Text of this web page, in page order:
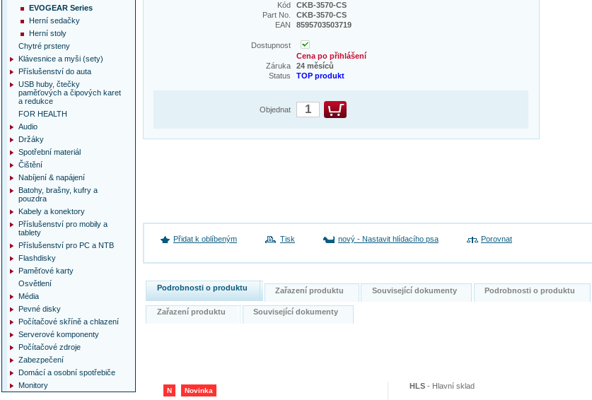
Kód
CKB-3570-CS
Part No.
CKB-3570-CS
EAN
8595703503719
Dostupnost
Cena po přihlášení
Záruka
24 měsíců
Status
TOP produkt
Objednat
Přidat k oblíbeným Tisk nový - Nastavit hlídacího psa Porovnat
Podrobnosti o produktu Zařazení produktu Související dokumenty Podrobnosti o produktu
Zařazení produktu Související dokumenty
N Novinka
HLS - Hlavní sklad
EVOGEAR Series
Herní sedačky
Herní stoly
Chytré prsteny
Klávesnice a myši (sety)
Příslušenství do auta
USB huby, čtečky
paměťových a čipových karet
a redukce
FOR HEALTH
Audio
Držáky
Spotřební materiál
Čištění
Nabíjení & napájení
Batohy, brašny, kufry a
pouzdra
Kabely a konektory
Příslušenství pro mobily a
tablety
Příslušenství pro PC a NTB
Flashdisky
Paměťové karty
Osvětlení
Média
Pevné disky
Počítačové skříně a chlazení
Serverové komponenty
Počítačové zdroje
Zabezpečení
Domácí a osobní spotřebiče
Monitory